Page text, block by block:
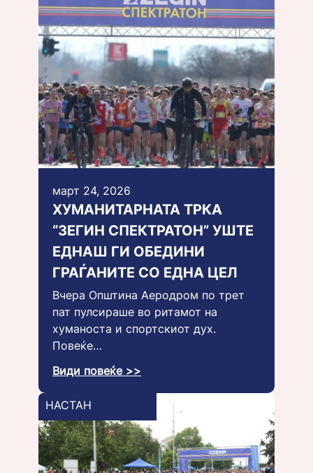
март 24, 2026
ХУМАНИТАРНАТА ТРКА
“ЗЕГИН СПЕКТРАТОН” УШТЕ
ЕДНАШ ГИ ОБЕДИНИ
ГРАЃАНИТЕ СО ЕДНА ЦЕЛ
Вчера Општина Аеродром по трет
пат пулсираше во ритамот на
хуманоста и спортскиот дух.
Повеќе…
Види повеќе >>
НАСТАН